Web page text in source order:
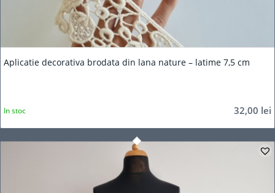
Aplicatie decorativa brodata din lana nature – latime 7,5 cm
32,00 lei
In stoc